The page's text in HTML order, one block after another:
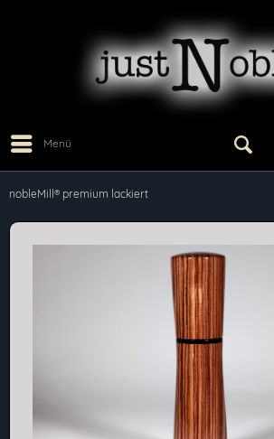
Menü
nobleMill® premium lackiert